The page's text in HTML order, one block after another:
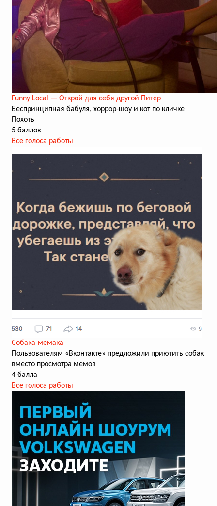
Funny Local — Открой для себя другой Питер
Беспринципная бабуля, хоррор-шоу и кот по кличке
Похоть
5 баллов
Все голоса работы
Собака-мемака
Пользователям «Вконтакте» предложили приютить собак
вместо просмотра мемов
4 балла
Все голоса работы